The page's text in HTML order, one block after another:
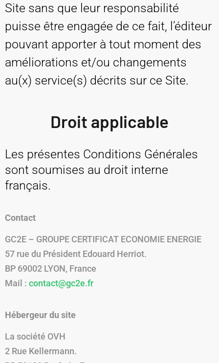
Site sans que leur responsabilité
puisse être engagée de ce fait, l’éditeur
pouvant apporter à tout moment des
améliorations et/ou changements
au(x) service(s) décrits sur ce Site.
Droit applicable
Les présentes Conditions Générales
sont soumises au droit interne
français.
Contact
GC2E – GROUPE CERTIFICAT ECONOMIE ENERGIE
57 rue du Président Edouard Herriot.
BP 69002 LYON, France
Mail : contact@gc2e.fr
Hébergeur du site
La société OVH
2 Rue Kellermann.